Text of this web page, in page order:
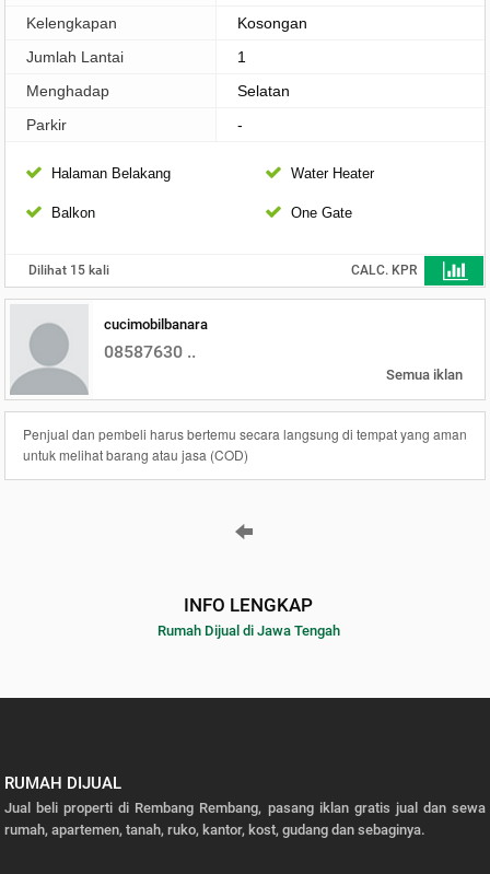
Kelengkapan
Kosongan
Jumlah Lantai
1
Menghadap
Selatan
Parkir
-
Halaman Belakang Water Heater
Balkon One Gate
Dilihat 15 kali CALC. KPR
cucimobilbanara
08587630 ..
Semua iklan
Penjual dan pembeli harus bertemu secara langsung di tempat yang aman
untuk melihat barang atau jasa (COD)
INFO LENGKAP
Rumah Dijual di Jawa Tengah
RUMAH DIJUAL
Jual beli properti di Rembang Rembang, pasang iklan gratis jual dan sewa
rumah, apartemen, tanah, ruko, kantor, kost, gudang dan sebaginya.